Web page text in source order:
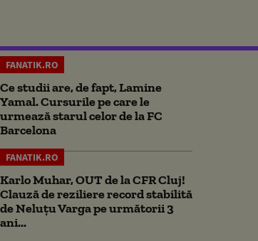
FANATIK.RO
Ce studii are, de fapt, Lamine
Yamal. Cursurile pe care le
urmează starul celor de la FC
Barcelona
FANATIK.RO
Karlo Muhar, OUT de la CFR Cluj!
Clauză de reziliere record stabilită
de Neluțu Varga pe următorii 3
ani...